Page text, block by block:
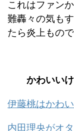
これはファン
難轟々の気も
たら炎上もの
かわいい
伊藤桃はかわ
内田理央がオ